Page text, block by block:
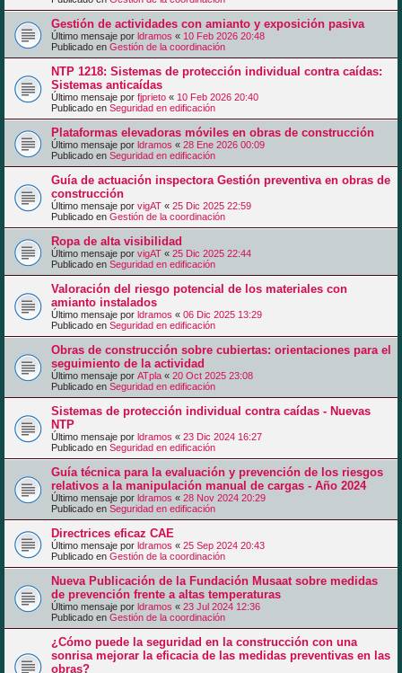
Gestión de actividades con amianto y exposición pasiva
Último mensaje por ldramos « 10 Feb 2026 20:48
Publicado en Gestión de la coordinación
NTP 1218: Sistemas de protección individual contra caídas:
Sistemas anticaídas
Último mensaje por fjprieto « 10 Feb 2026 20:40
Publicado en Seguridad en edificación
Plataformas elevadoras móviles en obras de construcción
Último mensaje por ldramos « 28 Ene 2026 00:09
Publicado en Seguridad en edificación
Guía de actuación inspectora Gestión preventiva en obras de
construcción
Último mensaje por vigAT « 25 Dic 2025 22:59
Publicado en Gestión de la coordinación
Ropa de alta visibilidad
Último mensaje por vigAT « 25 Dic 2025 22:44
Publicado en Seguridad en edificación
Valoración del riesgo potencial de los materiales con
amianto instalados
Último mensaje por ldramos « 06 Dic 2025 13:29
Publicado en Seguridad en edificación
Obras de construcción sobre cubiertas: orientaciones para el
seguimiento de la actividad
Último mensaje por ATpla « 20 Oct 2025 23:08
Publicado en Seguridad en edificación
Sistemas de protección individual contra caídas - Nuevas
NTP
Último mensaje por ldramos « 23 Dic 2024 16:27
Publicado en Seguridad en edificación
Guía técnica para la evaluación y prevención de los riesgos
relativos a la manipulación manual de cargas - Año 2024
Último mensaje por ldramos « 28 Nov 2024 20:29
Publicado en Seguridad en edificación
Directrices eficaz CAE
Último mensaje por ldramos « 25 Sep 2024 20:43
Publicado en Gestión de la coordinación
Nueva Publicación de la Fundación Musaat sobre medidas
de prevención frente a altas temperaturas
Último mensaje por ldramos « 23 Jul 2024 12:36
Publicado en Gestión de la coordinación
¿Cómo puede la seguridad en la construcción con una
sonrisa mejorar la eficacia de las medidas preventivas en las
obras?